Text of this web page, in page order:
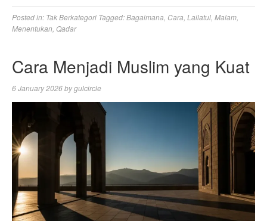
Posted in: Tak Berkategori Tagged:Bagaimana Cara Lailatul Malam
Menentukan Qadar
Cara Menjadi Muslim yang Kuat
6 January 2026bygulcircle